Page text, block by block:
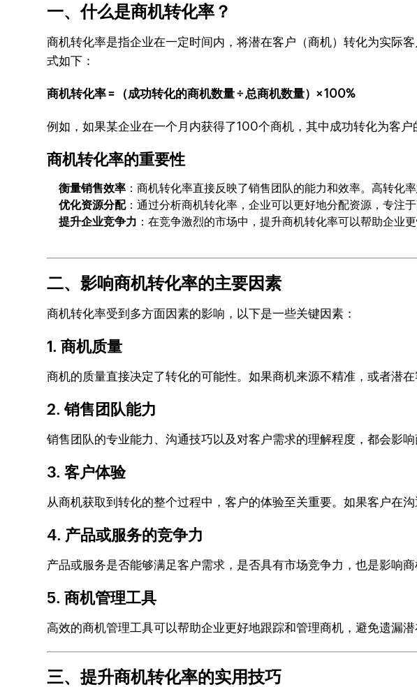
一、什么是商机转化率？
商机转化率是指企业在一定时间内，将潜在客户（商机）转化为实际
式如下：
商机转化率 = （成功转化的商机数量 ÷ 总商机数量）× 100%
例如，如果某企业在一个月内获得了100个商机，其中成功转化为客
商机转化率的重要性
衡量销售效率 ：商机转化率直接反映了销售团队的能力和效率。高转化
优化资源分配：通过分析商机转化率，企业可以更好地分配资源，专注
提升企业竞争力 ：在竞争激烈的市场中，提升商机转化率可以帮助企业
二、影响商机转化率的主要因素
商机转化率受到多方面因素的影响，以下是一些关键因素：
1.商机质量
商机的质量直接决定了转化的可能性。如果商机来源不精准，或者潜
2.销售团队能力
销售团队的专业能力、沟通技巧以及对客户需求的理解程度，都会影
3.客户体验
从商机获取到转化的整个过程中，客户的体验至关重要。如果客户在
4. 产品或服务的竞争力
产品或服务是否能够满足客户需求，是否具有市场竞争力，也是影响商
5.商机管理工具
高效的商机管理工具可以帮助企业更好地跟踪和管理商机，避免遗漏
三、提升商机转化率的实用技巧